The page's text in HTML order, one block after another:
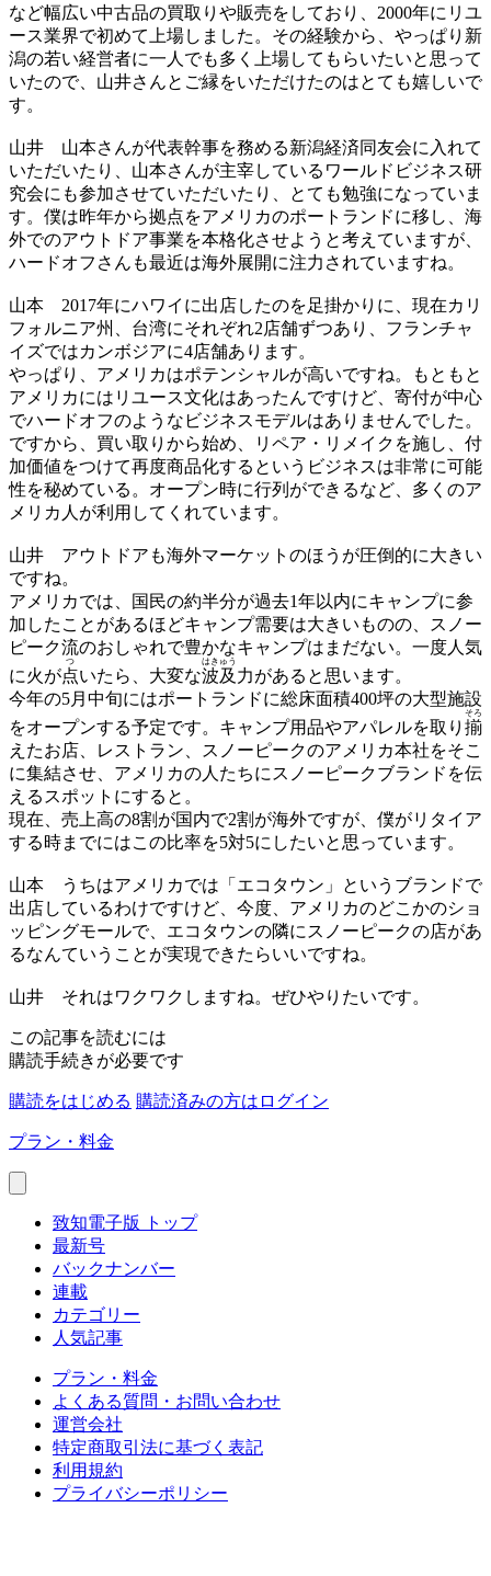
など幅広い中古品の買取りや販売をしており、2000年にリユ
ース業界で初めて上場しました。その経験から、やっぱり新
潟の若い経営者に一人でも多く上場してもらいたいと思って
いたので、山井さんとご縁をいただけたのはとても嬉しいで
す。
山井 山本さんが代表幹事を務める新潟経済同友会に入れて
いただいたり、山本さんが主宰しているワールドビジネス研
究会にも参加させていただいたり、とても勉強になっていま
す。僕は昨年から拠点をアメリカのポートランドに移し、海
外でのアウトドア事業を本格化させようと考えていますが、
ハードオフさんも最近は海外展開に注力されていますね。
山本 2017年にハワイに出店したのを足掛かりに、現在カリ
フォルニア州、台湾にそれぞれ2店舗ずつあり、フランチャ
イズではカンボジアに4店舗あります。
やっぱり、アメリカはポテンシャルが高いですね。もともと
アメリカにはリユース文化はあったんですけど、寄付が中心
でハードオフのようなビジネスモデルはありませんでした。
ですから、買い取りから始め、リペア・リメイクを施し、付
加価値をつけて再度商品化するというビジネスは非常に可能
性を秘めている。オープン時に行列ができるなど、多くのア
メリカ人が利用してくれています。
山井 アウトドアも海外マーケットのほうが圧倒的に大きい
ですね。
アメリカでは、国民の約半分が過去1年以内にキャンプに参
加したことがあるほどキャンプ需要は大きいものの、スノー
ピーク流のおしゃれで豊かなキャンプはまだない。一度人気
に火が点
つ
いたら、大変な波及
はきゅう
力があると思います。
今年の5月中旬にはポートランドに総床面積400坪の大型施設
をオープンする予定です。キャンプ用品やアパレルを取り 揃
そろ
えたお店、レストラン、スノーピークのアメリカ本社をそこ
に集結させ、アメリカの人たちにスノーピークブランドを伝
えるスポットにすると。
現在、売上高の8割が国内で2割が海外ですが、僕がリタイア
する時までにはこの比率を5対5にしたいと思っています。
山本 うちはアメリカでは「エコタウン」というブランドで
出店しているわけですけど、今度、アメリカのどこかのショ
ッピングモールで、エコタウンの隣にスノーピークの店があ
るなんていうことが実現できたらいいですね。
山井 それはワクワクしますね。ぜひやりたいです。
この記事を読むには
購読手続きが必要です
購読をはじめる 購読済みの方はログイン
プラン・料金
致知電子版 トップ
最新号
バックナンバー
連載
カテゴリー
人気記事
プラン・料金
よくある質問・お問い合わせ
運営会社
特定商取引法に基づく表記
利用規約
プライバシーポリシー